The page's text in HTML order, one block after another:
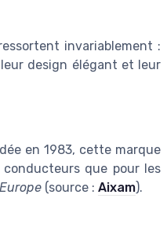
invariablement :
design élégant et leur
en 1983, cette marque
que pour les
(source : Aixam).